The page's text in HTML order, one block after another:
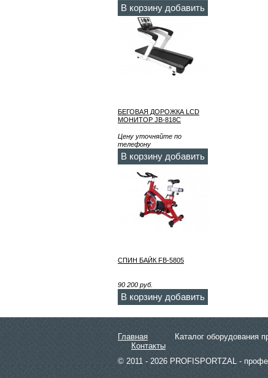
В корзину добавить
БЕГОВАЯ ДОРОЖКА LCD
МОНИТОР JB-818C
Цену уточняйте по
телефону
В корзину добавить
СПИН БАЙК FB-5805
90 200 руб.
В корзину добавить
Главная Каталог оборудования
Контакты
© 2011 - 2026 PROFISPORTZAL -